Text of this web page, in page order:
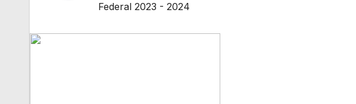
Federal 2023 - 2024